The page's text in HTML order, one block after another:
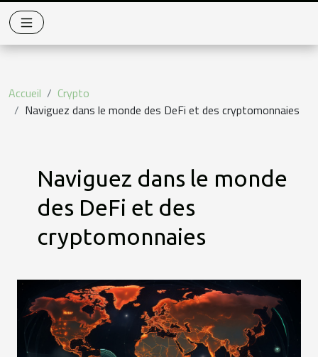
Accueil
Crypto
Naviguez dans le monde des DeFi et des cryptomonnaies
Naviguez dans le monde
des DeFi et des
cryptomonnaies